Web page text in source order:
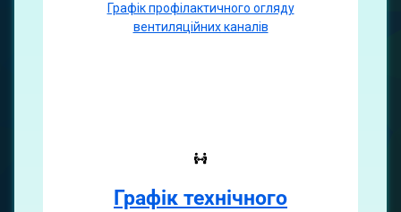
Графiк профiлактичного огляду
вентиляцiйних каналiв
Графік технічного